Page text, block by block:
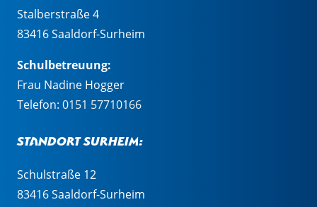
Stalberstraße 4
83416 Saaldorf-Surheim
Schulbetreuung:
Frau Nadine Hogger
Telefon: 0151 57710166
Standort Surheim:
Schulstraße 12
83416 Saaldorf-Surheim